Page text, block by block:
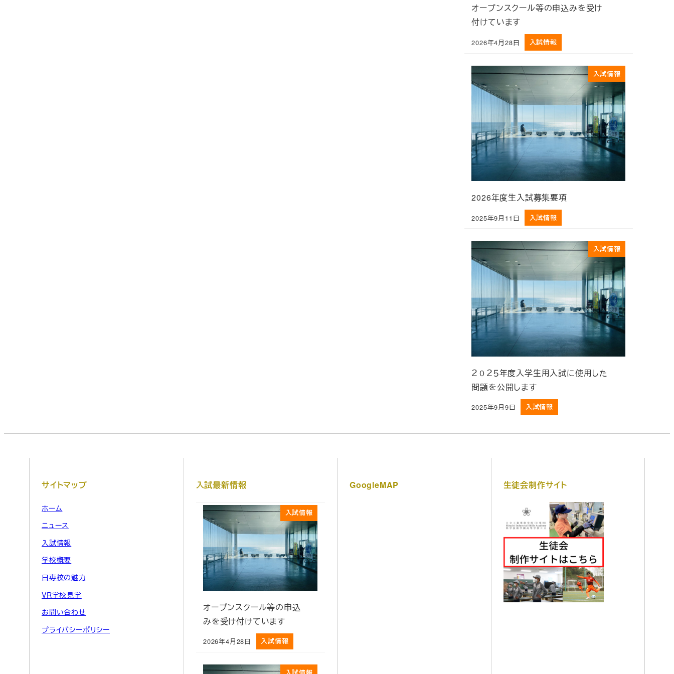
オープンスクール等の申込みを受け
付けています
投稿日
2026年4月28日 入試情報
入試情報
2026年度生入試募集要項
投稿日
2025年9月11日 入試情報
入試情報
２０２５年度入学生用入試に使用した
問題を公開します
投稿日
2025年9月9日 入試情報
サイトマップ
ホーム
ニュース
入試情報
学校概要
日専校の魅力
VR学校見学
お問い合わせ
プライバシーポリシー
入試最新情報
入試情報
オープンスクール等の申込
みを受け付けています
投稿日
2026年4月28日 入試情報
GoogleMAP 生徒会制作サイト